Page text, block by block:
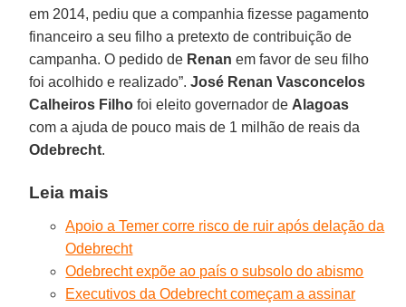
em 2014, pediu que a companhia fizesse pagamento
financeiro a seu filho a pretexto de contribuição de
campanha. O pedido de Renan em favor de seu filho
foi acolhido e realizado”.José Renan Vasconcelos
Calheiros Filho foi eleito governador de Alagoas
com a ajuda de pouco mais de 1 milhão de reais da
Odebrecht.
Leia mais
Apoio a Temer corre risco de ruir após delação da
Odebrecht
Odebrecht expõe ao país o subsolo do abismo
Executivos da Odebrecht começam a assinar